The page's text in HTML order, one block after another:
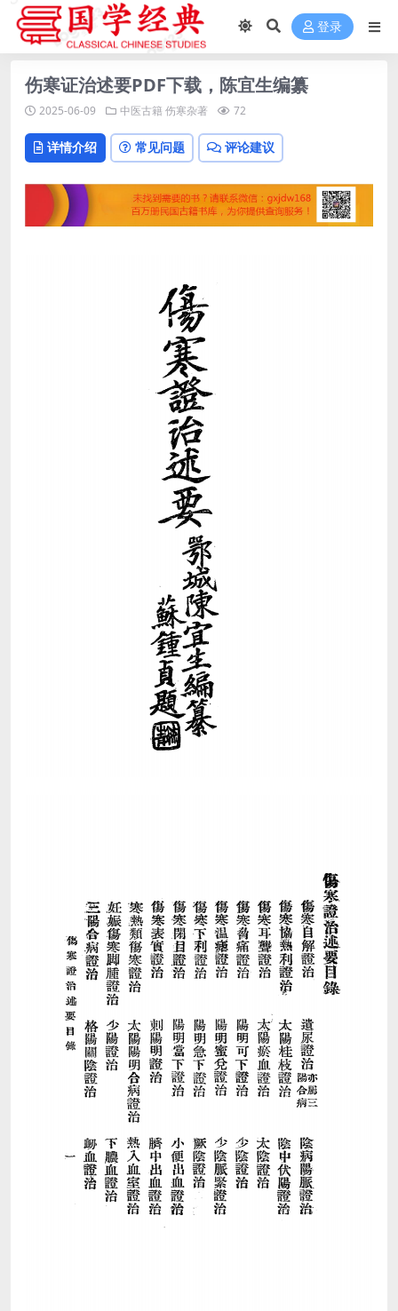
登录
伤寒证治述要PDF下载，陈宜生编纂
2025-06-09 中医古籍 伤寒杂著 72
详情介绍 常见问题 评论建议